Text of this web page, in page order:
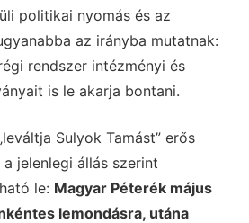
politikai nyomás és az
az irányba mutatnak:
rendszer intézményi és
is le akarja bontani.
Sulyok Tamást” erős
jelenlegi állás szerint
le: Magyar Péterék május
lemondásra, utána